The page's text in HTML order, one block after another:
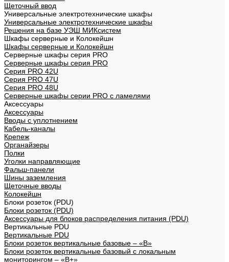
Щеточный ввод
Универсальные электротехнические шкафы
Универсальные электротехнические шкафы
Решения на базе УЭШ МИКсистем
Шкафы серверные и Колокейшн
Шкафы серверные и Колокейшн
Серверные шкафы серия PRO
Серверные шкафы серия PRO
Серия PRO 42U
Серия PRO 47U
Серия PRO 48U
Серверные шкафы серии PRO с ламелями
Аксессуары
Аксессуары
Вводы с уплотнением
Кабель-каналы
Крепеж
Органайзеры
Полки
Уголки направляющие
Фальш-панели
Шины заземления
Щеточные вводы
Колокейшн
Блоки розеток (PDU)
Блоки розеток (PDU)
Аксессуары для блоков распределения питания (PDU)
Вертикальные PDU
Вертикальные PDU
Блоки розеток вертикальные базовые – «В»
Блоки розеток вертикальные базовый с локальным
мониторингом – «В+»